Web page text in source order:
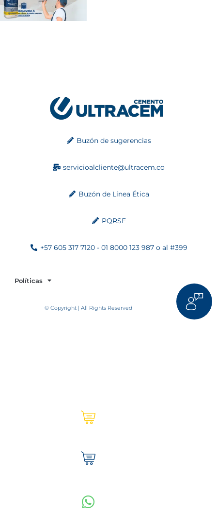
Buzón de sugerencias
servicioalcliente@ultracem.co
Buzón de Línea Ética
PQRSF
+57 605 317 7120 - 01 8000 123 987 o al #399
Políticas
© Copyright | All Rights Reserved